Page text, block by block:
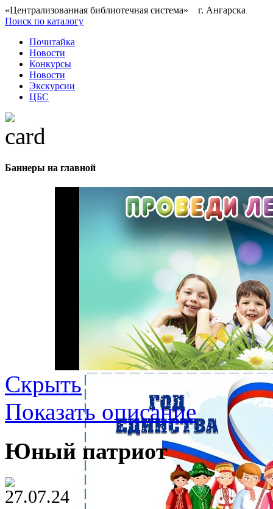
«Централизованная библиотечная система» г. Ангарска
Поиск по каталогу
Почитайка
Новости
Конкурсы
Новости
Экскурсии
ЦБС
Баннеры на главной
Скрыть
Показать описание
Юный патриот
27.07.24